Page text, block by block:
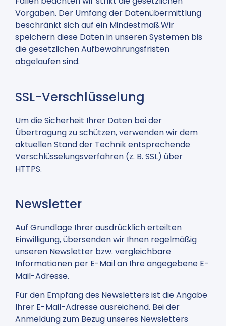
Vorgaben. Der Umfang der Datenübermittlung
beschränkt sich auf ein Mindestmaß.Wir
speichern diese Daten in unseren Systemen bis
die gesetzlichen Aufbewahrungsfristen
abgelaufen sind.
SSL-Verschlüsselung
Um die Sicherheit Ihrer Daten bei der
Übertragung zu schützen, verwenden wir dem
aktuellen Stand der Technik entsprechende
Verschlüsselungsverfahren (z. B. SSL) über
HTTPS.
Newsletter
Auf Grundlage Ihrer ausdrücklich erteilten
Einwilligung, übersenden wir Ihnen regelmäßig
unseren Newsletter bzw. vergleichbare
Informationen per E-Mail an Ihre angegebene E-
Mail-Adresse.
Für den Empfang des Newsletters ist die Angabe
Ihrer E-Mail-Adresse ausreichend. Bei der
Anmeldung zum Bezug unseres Newsletters